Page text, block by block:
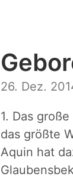
26. Dez.
1. Das
das größte
Aquin hat